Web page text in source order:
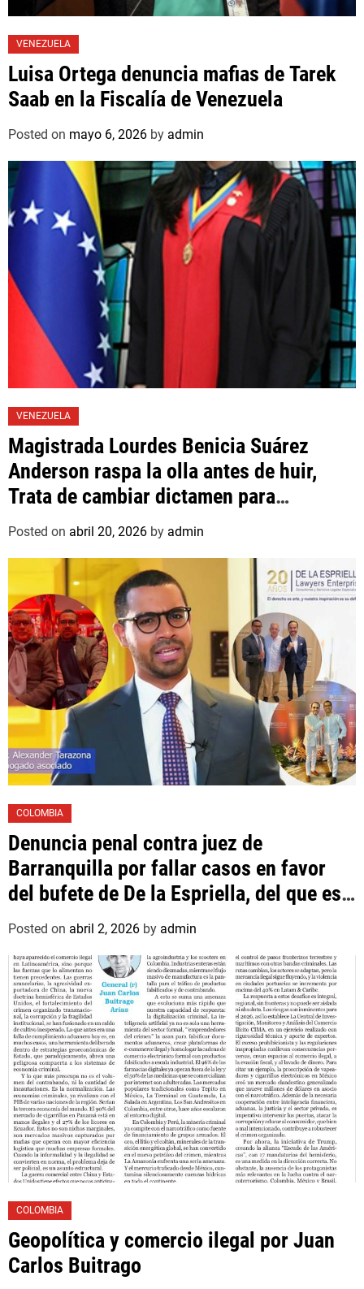
VENEZUELA
Luisa Ortega denuncia mafias de Tarek
Saab en la Fiscalía de Venezuela
Posted on mayo 6, 2026 by admin
VENEZUELA
Magistrada Lourdes Benicia Suárez
Anderson raspa la olla antes de huir,
Trata de cambiar dictamen para
favorecer a mafioso que René Díaz
Toledo, expropietario de «Superautos
Las Mercedes»
Posted on abril 20, 2026 by admin
COLOMBIA
Denuncia penal contra juez de
Barranquilla por fallar casos en favor
del bufete de De la Espriella, del que es
asociado un hijo suyo
Posted on abril 2, 2026 by admin
COLOMBIA
Geopolítica y comercio ilegal por Juan
Carlos Buitrago